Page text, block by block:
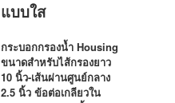
แบบใส
กระบอกกรองน้ำ Housing
ขนาดสำหรับไส้กรองยาว
10 นิ้ว-เส้นผ่านศูนย์กลาง
2.5 นิ้ว ข้อต่อเกลียวใน